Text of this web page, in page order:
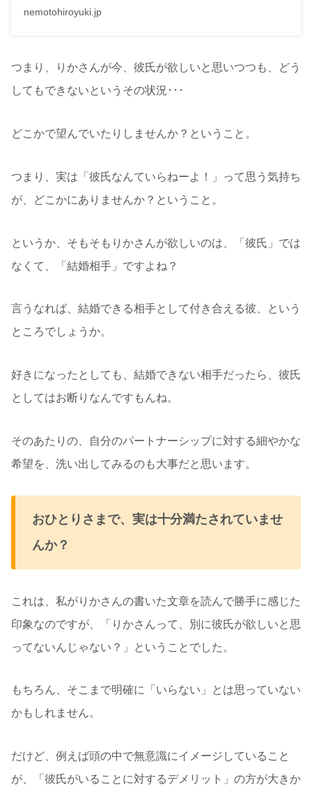
nemotohiroyuki.jp
つまり、りかさんが今、彼氏が欲しいと思いつつも、どう
してもできないというその状況･･･
どこかで望んでいたりしませんか？ということ。
つまり、実は「彼氏なんていらねーよ！」って思う気持ち
が、どこかにありませんか？ということ。
というか、そもそもりかさんが欲しいのは、「彼氏」では
なくて、「結婚相手」ですよね？
言うなれば、結婚できる相手として付き合える彼、という
ところでしょうか。
好きになったとしても、結婚できない相手だったら、彼氏
としてはお断りなんですもんね。
そのあたりの、自分のパートナーシップに対する細やかな
希望を、洗い出してみるのも大事だと思います。
おひとりさまで、実は十分満たされていませ
んか？
これは、私がりかさんの書いた文章を読んで勝手に感じた
印象なのですが、「りかさんって、別に彼氏が欲しいと思
ってないんじゃない？」ということでした。
もちろん、そこまで明確に「いらない」とは思っていない
かもしれません。
だけど、例えば頭の中で無意識にイメージしていること
が、「彼氏がいることに対するデメリット」の方が大きか